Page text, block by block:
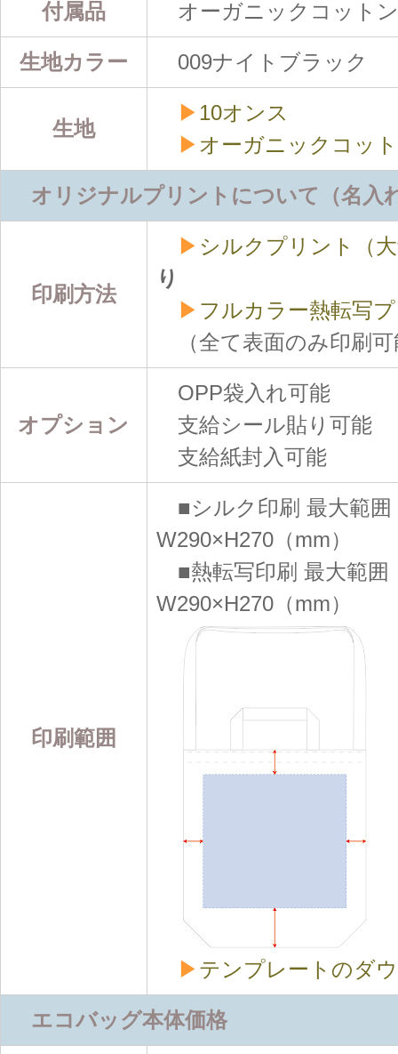
付属品 オーガニックコット
生地カラー 009ナイトブラック
生地
▶10オンス
▶オーガニックコッ
オリジナルプリントについて（名入
印刷方法
▶ シルクプリント（
り
▶ フルカラー熱転写
（全て表面のみ印刷可
オプション
OPP袋入れ可能
支給シール貼り可能
支給紙封入可能
印刷範囲
■シルク印刷 最大範囲
W290×H270（mm）
■熱転写印刷 最大範囲
W290×H270（mm）
▶テンプレートのダ
エコバッグ本体価格